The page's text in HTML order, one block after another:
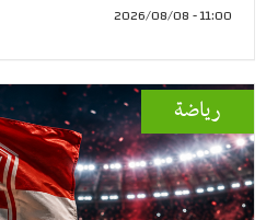
11:00 - 2026/08/08
رياضة